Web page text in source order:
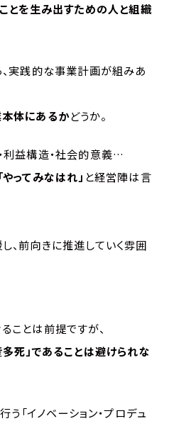
とを生み出すための人と組織
、実践的な事業計画が組みあ
体にあるかどうか。
利益構造・社会的意義…
「やってみなはれ」 と経営陣は言
、前向きに推進していく雰囲
ことは前提ですが、
死」であることは避けられな
「イノベーション・プロデュ